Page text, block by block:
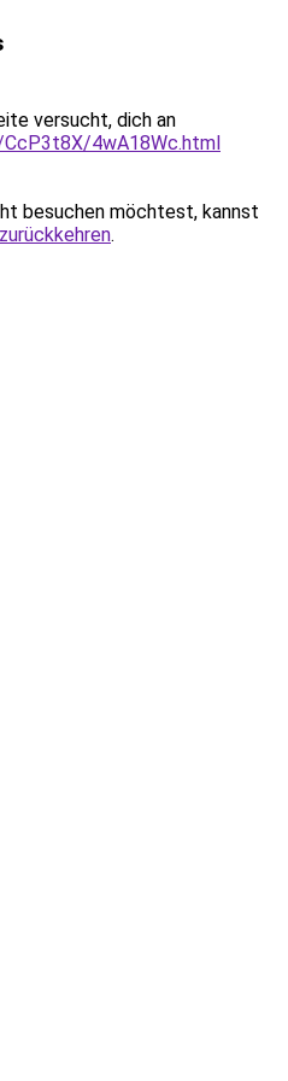
versucht, dich an
4wA18Wc.html
besuchen möchtest, kannst
.